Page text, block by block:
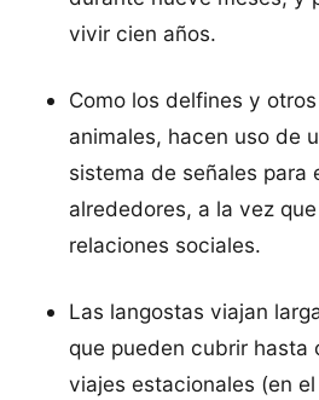
vivir cien años.
Como los delfines y
animales, hacen uso de
sistema de señales para
alrededores, a la vez
relaciones sociales.
Las langostas viajan
que pueden cubrir hasta
viajes estacionales (en